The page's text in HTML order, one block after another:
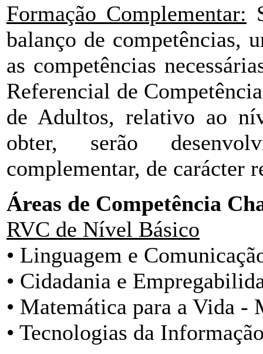
Formação Complementar:
balanço de competências,
as competências
Referencial de
de Adultos, relativo ao
obter, serão
complementar, de carácter
Áreas de Competência
RVC de Nível Básico
• Linguagem e
• Cidadania e
• Matemática para a Vida -
• Tecnologias da